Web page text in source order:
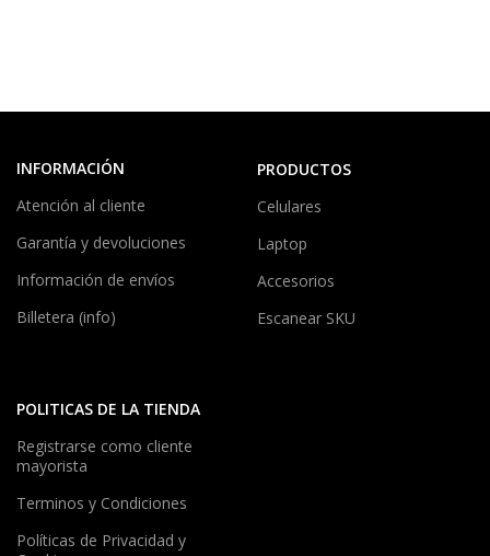
INFORMACIÓN
Atención al cliente
Garantía y devoluciones
Información de envíos
Billetera (info)
PRODUCTOS
Celulares
Laptop
Accesorios
Escanear SKU
POLITICAS DE LA TIENDA
Registrarse como cliente
mayorista
Terminos y Condiciones
Políticas de Privacidad y